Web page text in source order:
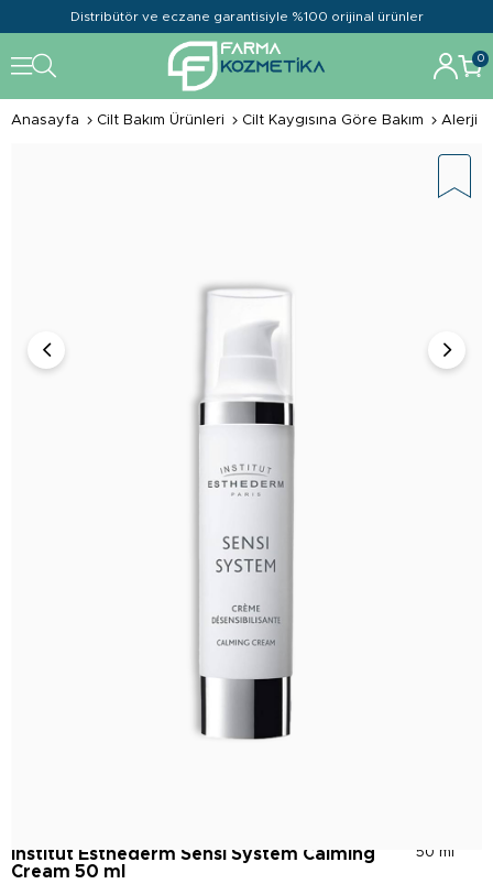
Distribütör ve eczane garantisiyle %100 orijinal ürünler
0
Anasayfa Cilt Bakım Ürünleri Cilt Kaygısına Göre Bakım Alerji
50 ml
Institut Esthederm Sensi System Calming
Cream 50 ml